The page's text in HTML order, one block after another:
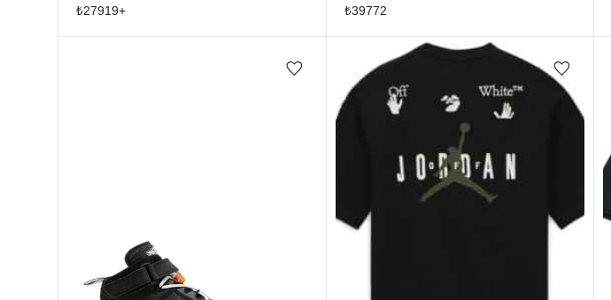
₺27919+ ₺39772
Favorilere ekle/çıkar Favorilere ekle/çıkar